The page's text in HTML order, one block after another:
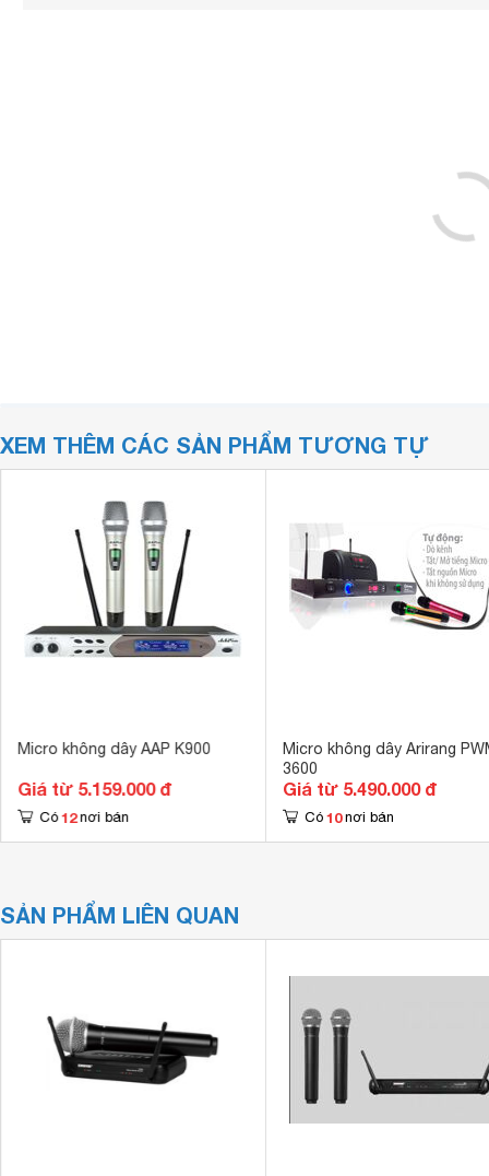
XEM THÊM CÁC SẢN PHẨM TƯƠNG TỰ
Micro không dây AAP K900
Giá từ 5.159.000 đ
Có 12 nơi bán
Micro không dây Arirang
3600
Giá từ 5.490.000 đ
Có 10 nơi bán
SẢN PHẨM LIÊN QUAN